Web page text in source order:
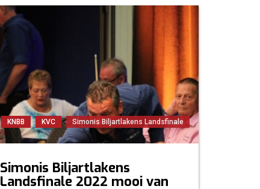
KNBB KVC Simonis Biljartlakens Landsfinale
Simonis Biljartlakens
Landsfinale 2022 mooi van